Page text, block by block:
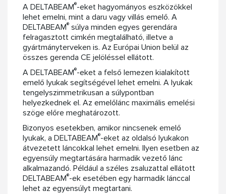
A DELTABEAM®-eket hagyományos eszközökkel
lehet emelni, mint a daru vagy villás emelő. A
DELTABEAM® súlya minden egyes gerendára
felragasztott cimkén megtalálható, illetve a
gyártmányterveken is. Az Európai Union belül az
összes gerenda CE jelöléssel ellátott.
A DELTABEAM®-eket a felső lemezen kialakított
emelő lyukak segítségével lehet emelni. A lyukak
tengelyszimmetrikusan a súlypontban
helyezkednek el. Az emelőlánc maximális emelési
szöge előre meghatározott.
Bizonyos esetekben, amikor nincsenek emelő
lyukak, a DELTABEAM®-eket az oldalsó lyukakon
átvezetett láncokkal lehet emelni. Ilyen esetben az
egyensúly megtartására harmadik vezető lánc
alkalmazandó. Például a széles zsaluzattal ellátott
DELTABEAM®-ek esetében egy harmadik lánccal
lehet az egyensúlyt megtartani.